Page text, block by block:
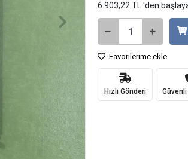
6.903,22 TL 'den
Favorilerime ekle
Hızlı Gönderi Güvenli